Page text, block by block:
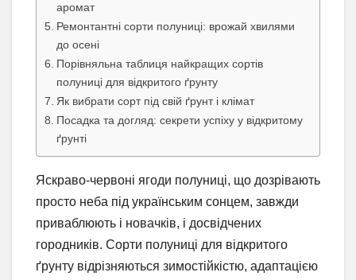
аромат
Ремонтантні сорти полуниці: врожай хвилями
до осені
Порівняльна таблиця найкращих сортів
полуниці для відкритого ґрунту
Як вибрати сорт під свій ґрунт і клімат
Посадка та догляд: секрети успіху у відкритому
ґрунті
Яскраво-червоні ягоди полуниці, що дозрівають
просто неба під українським сонцем, завжди
приваблюють і новачків, і досвідчених
городників. Сорти полуниці для відкритого
ґрунту відрізняються зимостійкістю, адаптацією